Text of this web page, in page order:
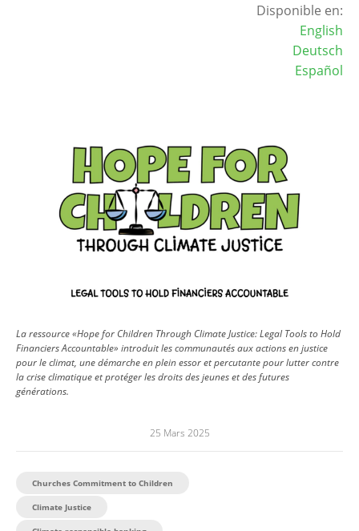
Disponible en:
English
Deutsch
Español
La ressource «Hope for Children Through Climate Justice: Legal Tools to Hold
Financiers Accountable» introduit les communautés aux actions en justice
pour le climat, une démarche en plein essor et percutante pour lutter contre
la crise climatique et protéger les droits des jeunes et des futures
générations.
25 Mars 2025
Churches Commitment to Children
Climate Justice